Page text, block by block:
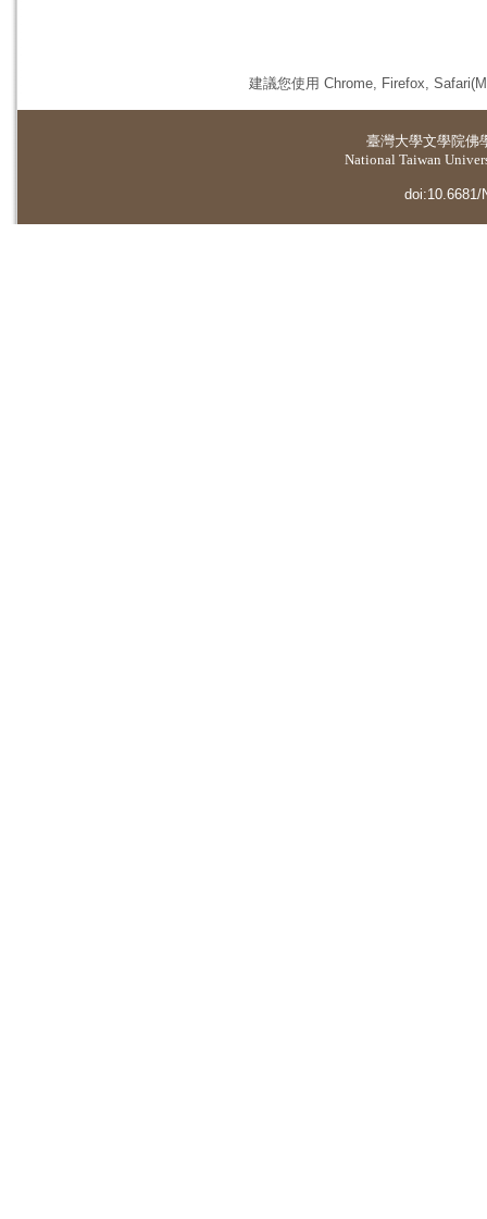
建議您使用 Chrome, Firefox,
臺灣大學文學院佛
National Taiwan
doi:10.6681/